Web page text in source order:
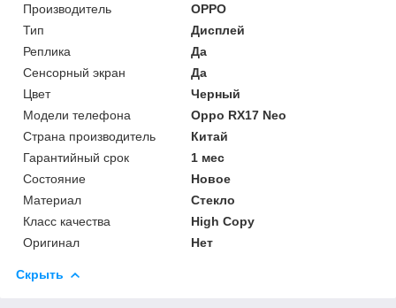
Производитель
OPPO
Тип
Дисплей
Реплика
Да
Сенсорный экран
Да
Цвет
Черный
Модели телефона
Oppo RX17 Neo
Страна производитель
Китай
Гарантийный срок
1 мес
Состояние
Новое
Материал
Стекло
Класс качества
High Copy
Оригинал
Нет
Скрыть